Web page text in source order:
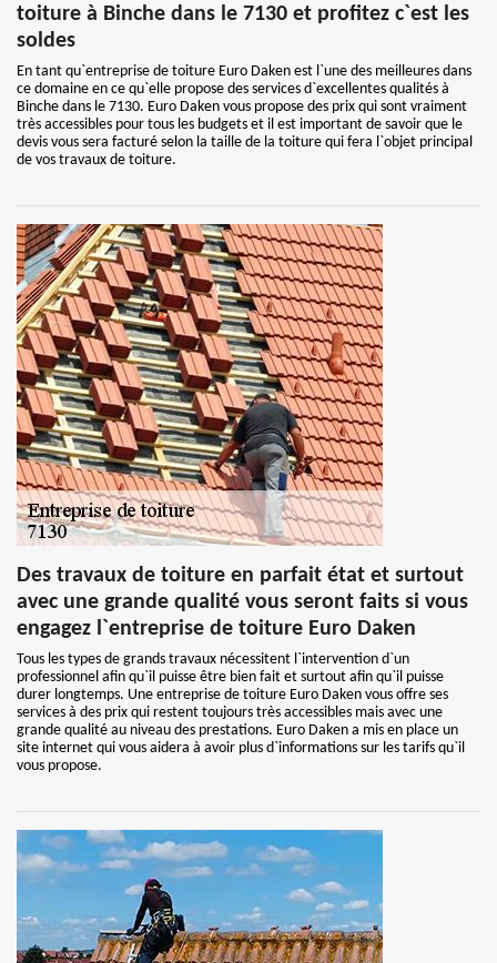
toiture à Binche dans le 7130 et profitez c`est les
soldes
En tant qu`entreprise de toiture Euro Daken est l`une des meilleures dans
ce domaine en ce qu`elle propose des services d`excellentes qualités à
Binche dans le 7130. Euro Daken vous propose des prix qui sont vraiment
très accessibles pour tous les budgets et il est important de savoir que le
devis vous sera facturé selon la taille de la toiture qui fera l`objet principal
de vos travaux de toiture.
Des travaux de toiture en parfait état et surtout
avec une grande qualité vous seront faits si vous
engagez l`entreprise de toiture Euro Daken
Tous les types de grands travaux nécessitent l`intervention d`un
professionnel afin qu`il puisse être bien fait et surtout afin qu`il puisse
durer longtemps. Une entreprise de toiture Euro Daken vous offre ses
services à des prix qui restent toujours très accessibles mais avec une
grande qualité au niveau des prestations. Euro Daken a mis en place un
site internet qui vous aidera à avoir plus d`informations sur les tarifs qu`il
vous propose.